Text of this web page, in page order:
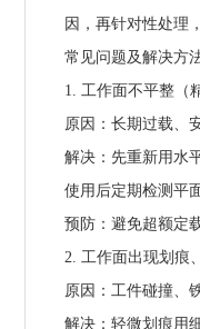
因，再针对性处理
常见问题及解决方
1. 工作面不平整（
原因：长期过载、
解决：先重新用水
使用后定期检测平
预防：避免超额定
2. 工作面出现划痕
原因：工件碰撞、
解决：轻微划痕用